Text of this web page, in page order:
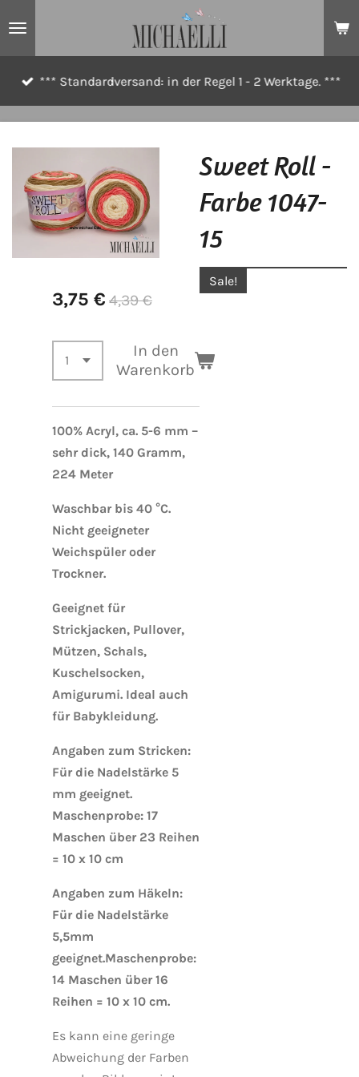
*** Standardversand: in der Regel 1 - 2 Werktage. ***
Sweet Roll -
Farbe 1047-
15
Sale!
3,75 € 4,39 €
In den
Warenkorb
100% Acryl, ca. 5-6 mm –
sehr dick, 140 Gramm,
224 Meter
Waschbar bis 40 °C.
Nicht geeigneter
Weichspüler oder
Trockner.
Geeignet für
Strickjacken, Pullover,
Mützen, Schals,
Kuschelsocken,
Amigurumi. Ideal auch
für Babykleidung.
Angaben zum Stricken:
Für die Nadelstärke 5
mm geeignet.
Maschenprobe: 17
Maschen über 23 Reihen
= 10 x 10 cm
Angaben zum Häkeln:
Für die Nadelstärke
5,5mm
geeignet.Maschenprobe:
14 Maschen über 16
Reihen = 10 x 10 cm.
Es kann eine geringe
Abweichung der Farben